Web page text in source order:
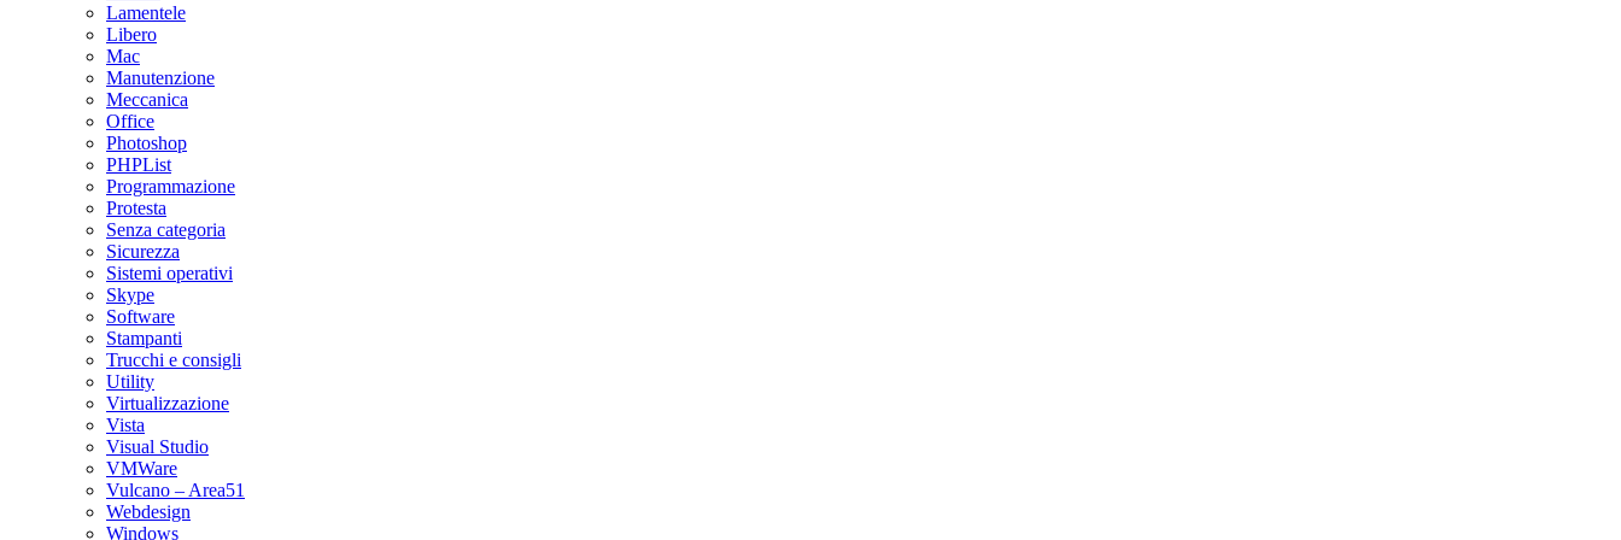
Lamentele
Libero
Mac
Manutenzione
Meccanica
Office
Photoshop
PHPList
Programmazione
Protesta
Senza categoria
Sicurezza
Sistemi operativi
Skype
Software
Stampanti
Trucchi e consigli
Utility
Virtualizzazione
Vista
Visual Studio
VMWare
Vulcano – Area51
Webdesign
Windows